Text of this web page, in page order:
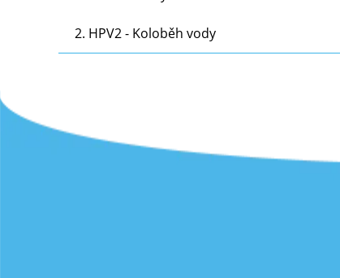
2 BP za zpracování a včasnost.
2. HPV2 - Koloběh vody